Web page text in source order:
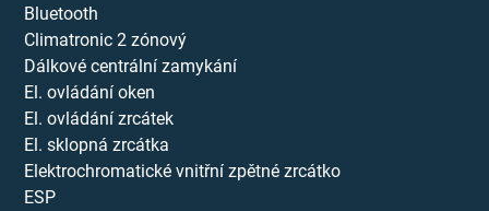
Bluetooth
Climatronic 2 zónový
Dálkové centrální zamykání
El. ovládání oken
El. ovládání zrcátek
El. sklopná zrcátka
Elektrochromatické vnitřní zpětné zrcátko
ESP